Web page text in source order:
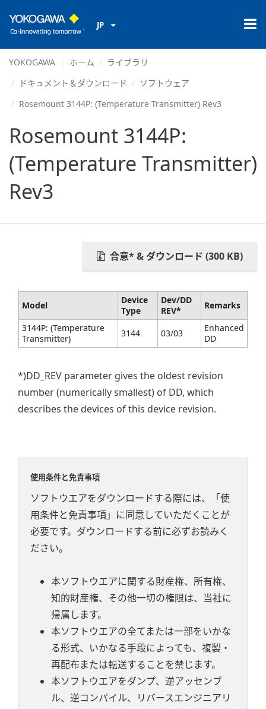
JP
YOKOGAWA ホーム
ライブラリ
ドキュメント＆ダウンロード
ソフトウェア
Rosemount 3144P: (Temperature Transmitter) Rev3
Rosemount 3144P:
(Temperature Transmitter)
Rev3
合意* & ダウンロード (300 KB)
Model
Device
Type
Dev/DD
REV*
Remarks
3144P: (Temperature
Transmitter)
3144 03/03
Enhanced
DD
*)DD_REV parameter gives the oldest revision
number (numerically smallest) of DD, which
describes the devices of this device revision.
使用条件と免責事項
ソフトウエアをダウンロードする際には、「使
用条件と免責事項」に同意していただくことが
必要です。ダウンロードする前に必ずお読みく
ださい。
本ソフトウエアに関する財産権、所有権、
知的財産権、その他一切の権限は、当社に
帰属します。
本ソフトウエアの全てまたは一部をいかな
る形式、いかなる手段によっても、複製・
再配布または転送することを禁じます。
本ソフトウエアをダンプ、逆アッセンブ
ル、逆コンパイル、リバースエンジニアリ